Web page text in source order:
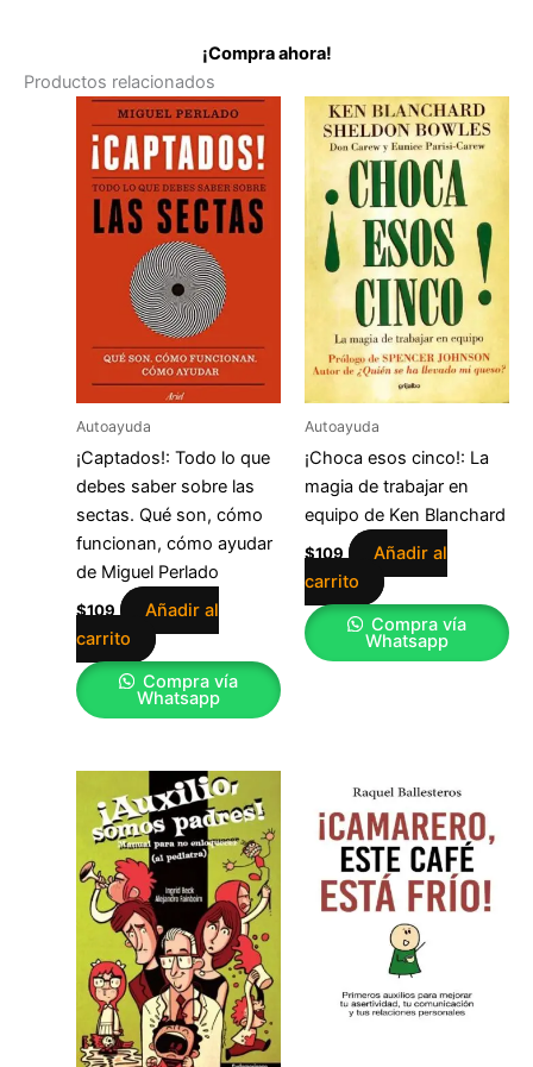
¡Compra ahora!
Productos relacionados
Autoayuda
¡Captados!: Todo lo que
debes saber sobre las
sectas. Qué son, cómo
funcionan, cómo ayudar
de Miguel Perlado
$109
Añadir al
carrito
Compra vía
Whatsapp
Autoayuda
¡Choca esos cinco!: La
magia de trabajar en
equipo de Ken Blanchard
$109
Añadir al
carrito
Compra vía
Whatsapp